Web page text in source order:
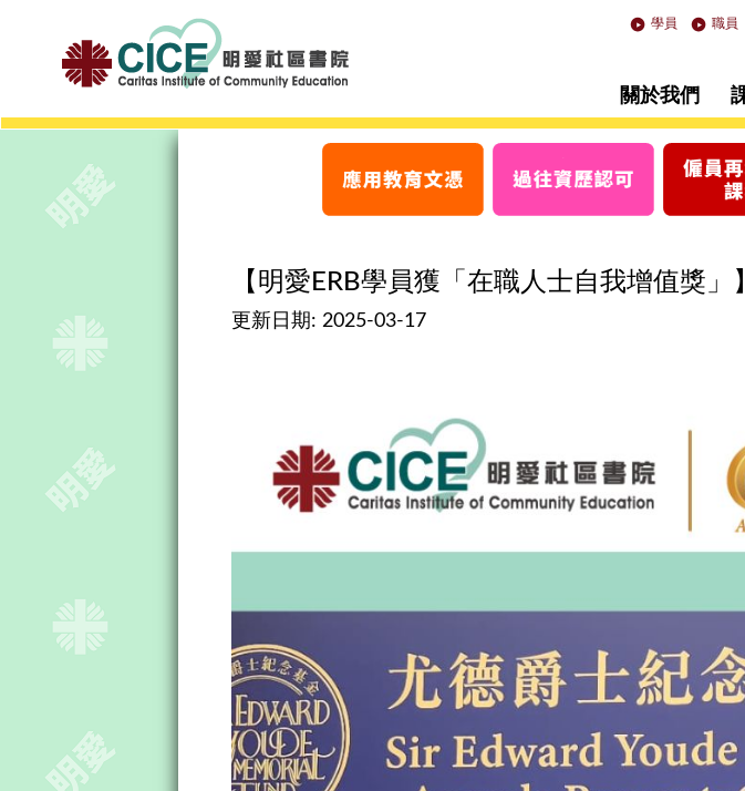
學員 職員
關於我們
【明愛ERB學員獲「在職人士自我增值獎」】
更新日期: 2025-03-17